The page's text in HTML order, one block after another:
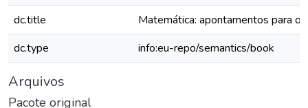
dc.title
Matemática: apontamentos para o
dc.type
info:eu-repo/semantics/book
Arquivos
Pacote original